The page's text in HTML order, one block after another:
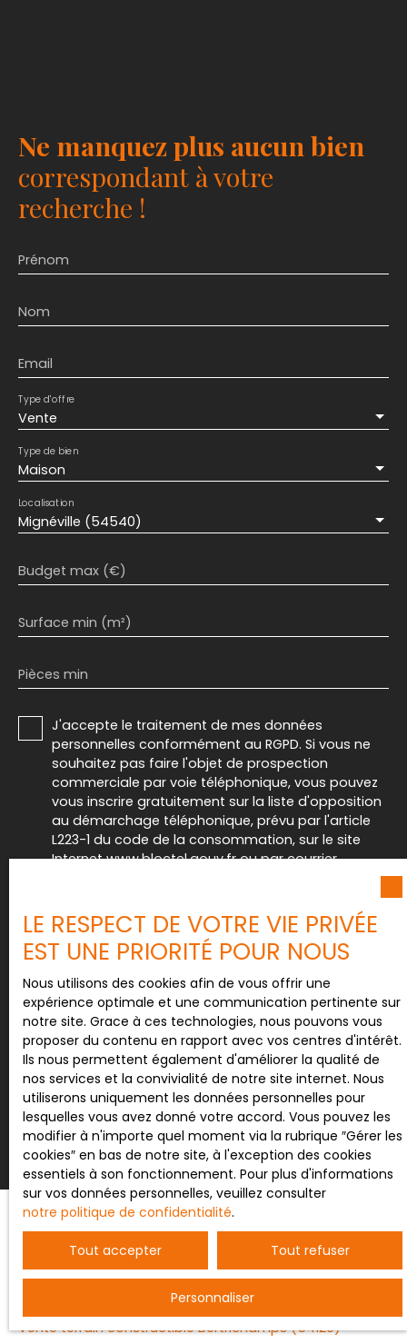
Ne manquez plus aucun bien
correspondant à votre
recherche !
Prénom
Nom
Email
Vente
Type d'offre
Maison
Type de bien
Mignéville (54540)
Localisation
Budget max (€)
Surface min (m²)
Pièces min
J'accepte le traitement de mes données
personnelles conformément au RGPD. Si vous ne
souhaitez pas faire l'objet de prospection
commerciale par voie téléphonique, vous pouvez
vous inscrire gratuitement sur la liste d'opposition
au démarchage téléphonique, prévu par l'article
L223-1 du code de la consommation, sur le site
Internet www.bloctel.gouv.fr ou par courrier
Société Worldline, Service Bloctel, CS 61311, 41013
BLOIS CEDEX.
données personnelles, veuillez consulter notre
politique de confidentialité .
Recevoir des annonces
JE RECHERCHE UN BIEN
Vente entrepôt Nancy (54000)
Vente terrain constructible Bertrichamps (54120)
LE RESPECT DE VOTRE VIE PRIVÉE
EST UNE PRIORITÉ POUR NOUS
Nous utilisons des cookies afin de vous offrir une
expérience optimale et une communication pertinente sur
notre site. Grace à ces technologies, nous pouvons vous
proposer du contenu en rapport avec vos centres d'intérêt.
Ils nous permettent également d'améliorer la qualité de
nos services et la convivialité de notre site internet. Nous
utiliserons uniquement les données personnelles pour
lesquelles vous avez donné votre accord. Vous pouvez les
modifier à n'importe quel moment via la rubrique ″Gérer les
cookies″ en bas de notre site, à l'exception des cookies
essentiels à son fonctionnement. Pour plus d'informations
sur vos données personnelles, veuillez consulter
notre politique de confidentialité.
Tout accepter Tout refuser
Personnaliser